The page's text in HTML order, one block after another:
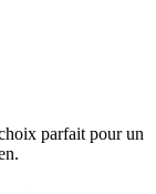
parfait pour un